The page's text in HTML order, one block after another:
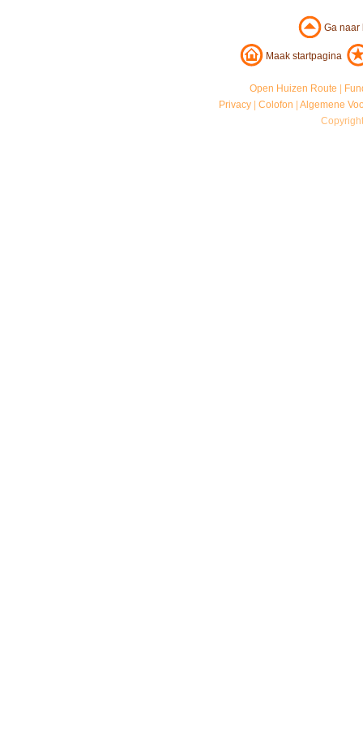
Ga
Maak startpagina
Open Huizen Route
Privacy |Colofon |Algemene